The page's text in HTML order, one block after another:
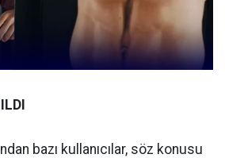
bazı kullanıcılar, söz konusu